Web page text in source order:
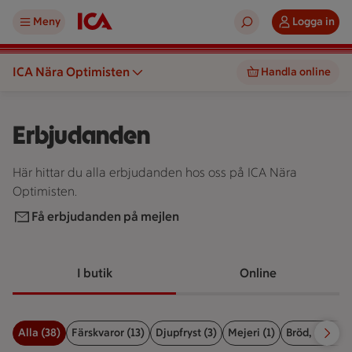
Meny Logga in
ICA Nära Optimisten Handla online
Erbjudanden
Här hittar du alla erbjudanden hos oss på ICA Nära
Optimisten.
Få erbjudanden på mejlen
I butik Online
Filter för erbjudanden
Alla (38) Färskvaror (13) Djupfryst (3) Mejeri (1) Bröd, kex &